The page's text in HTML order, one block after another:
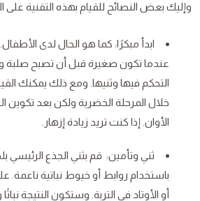
وإليك بعض النصائح للقيام بهذه التقنية على
ابدأ مبكرًا: كما هو الحال لدى الأطفال.
عندما تكون صغيرة قبل أن تصبح
التحكم فيها وثنيها. ومع ذلك يمكنك
خلال المرحلة الخضرية ولكن بعد تكوين
الأوان. إذا كنت تريد زيادة إزهار.
ثني وتأمين: قم بثني الجذع الرئيسي
باستخدام روابط أو خيوط نباتية ناعمة.
أو الأوتاد في التربة. وستكون النتيجة